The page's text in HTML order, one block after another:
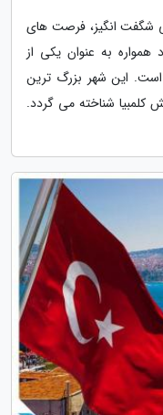
شگفت انگیز، فرصت های
به عنوان یکی از
این شهر بزرگ ترین
کلمبیا شناخته می گردد.